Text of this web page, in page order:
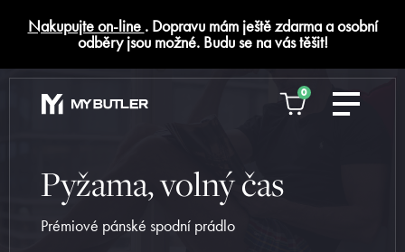
Nakupujte on-line . Dopravu mám ještě zdarma a osobní
odběry jsou možné. Budu se na vás těšit!
0
Pyžama, volný čas
Prémiové pánské spodní prádlo